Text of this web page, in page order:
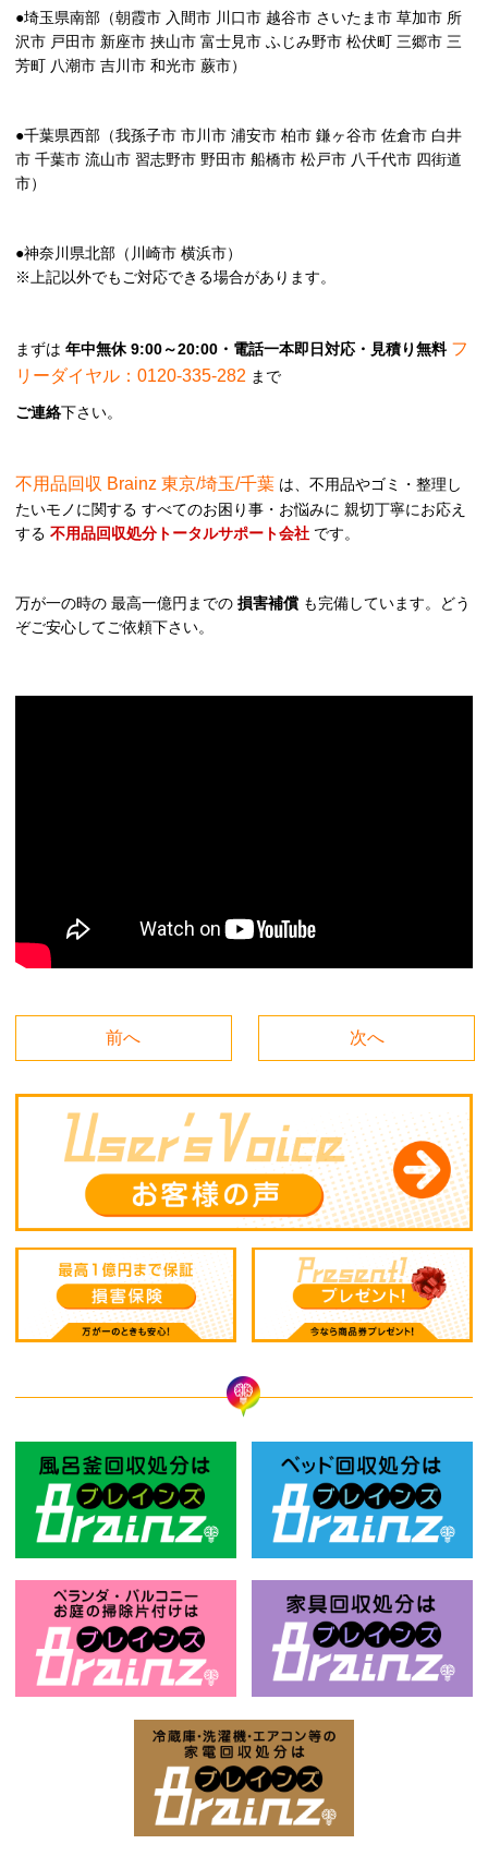
●埼玉県南部（朝霞市 入間市 川口市 越谷市 さいたま市 草加市 所
沢市 戸田市 新座市 挟山市 富士見市 ふじみ野市 松伏町 三郷市 三
芳町 八潮市 吉川市 和光市 蕨市）
●千葉県西部（我孫子市 市川市 浦安市 柏市 鎌ヶ谷市 佐倉市 白井
市 千葉市 流山市 習志野市 野田市 船橋市 松戸市 八千代市 四街道
市）
●神奈川県北部（川崎市 横浜市）
※上記以外でもご対応できる場合があります。
まずは 年中無休 9:00～20:00・電話一本即日対応・見積り無料 フ
リーダイヤル：0120-335-282 まで
ご連絡下さい。
不用品回収 Brainz 東京/埼玉/千葉 は、不用品やゴミ・整理し
たいモノに関する すべてのお困り事・お悩みに 親切丁寧にお応え
する 不用品回収処分トータルサポート会社 です。
万が一の時の 最高一億円までの 損害補償 も完備しています。どう
ぞご安心してご依頼下さい。
前へ 次へ